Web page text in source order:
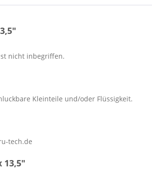
nicht inbegriffen.
Kleinteile und/oder Flüssigkeit.
tech.de
13,5"